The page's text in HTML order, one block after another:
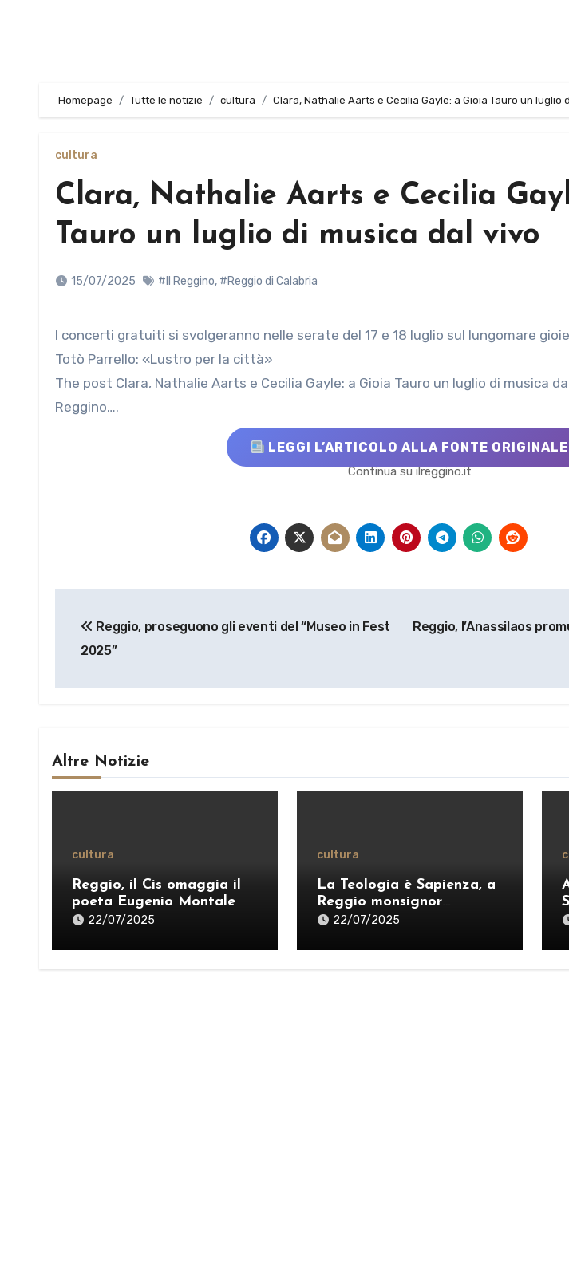
Homepage Tutte le notizie cultura Clara, Nathalie Aarts e Cecilia Gayle: a Gioia Tauro un luglio
cultura
Clara, Nathalie Aarts e Cecilia
Tauro un luglio di musica dal vivo
15/07/2025 #Il Reggino, #Reggio di Calabria
I concerti gratuiti si svolgeranno nelle serate del 17 e 18 luglio sul lungomare gioiese. L’assessore agli spettacoli
Totò Parrello: «Lustro per la città»
The post Clara, Nathalie Aarts e Cecilia Gayle: a Gioia Tauro un luglio di musica
Reggino….
LEGGI L’ARTICOLO ALLA FONTE ORIGINALE
Continua su ilreggino.it
articoli
Reggio, proseguono gli eventi del “Museo in Fest
2025”
Reggio, l’Anassilaos
Altre Notizie
cultura
Reggio, il Cis omaggia il
poeta Eugenio Montale
22/07/2025
cultura
La Teologia è Sapienza, a
Reggio monsignor
Staglianò: «Ripensare il
una “ragione credente”» –
22/07/2025